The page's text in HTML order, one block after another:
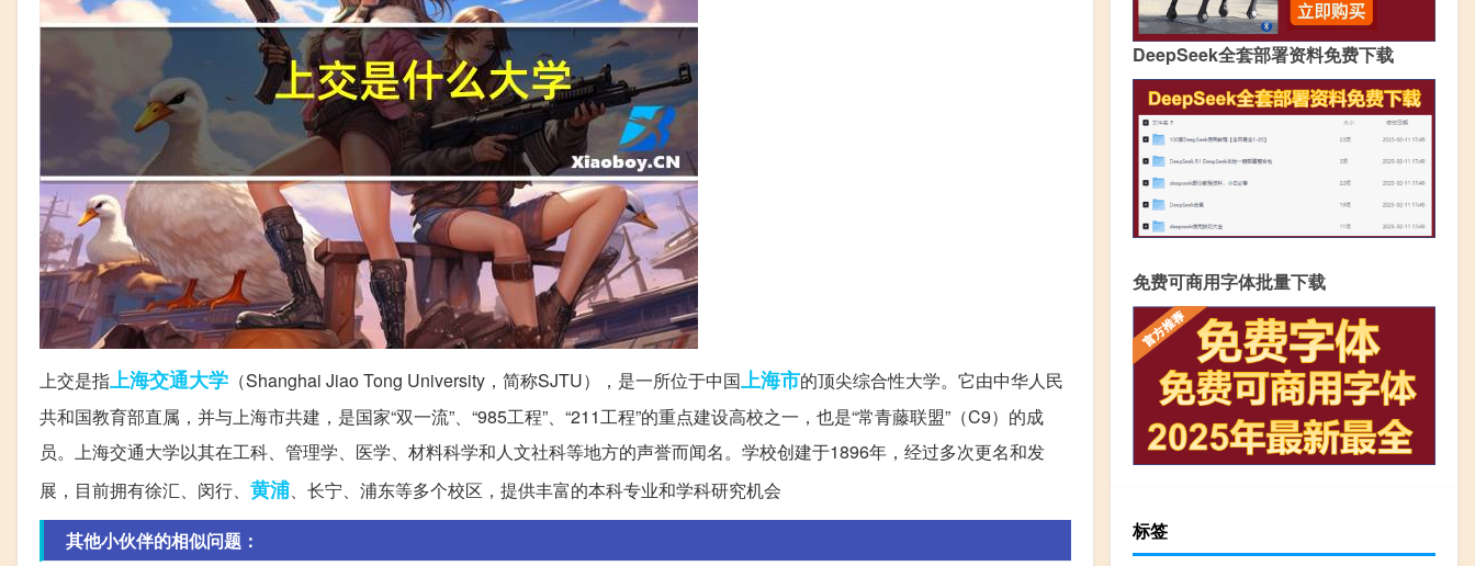
上交是指上海交通大学 （Shanghai Jiao Tong University，简称SJTU），是一所位于中国上海市的顶尖综合性大学。它由中华人民
共和国教育部直属，并与上海市共建，是国家“双一流”、“985工程”、“211工程”的重点建设高校之一，也是“常青藤联盟”（C9）的成
员。上海交通大学以其在工科、管理学、医学、材料科学和人文社科等地方的声誉而闻名。学校创建于1896年，经过多次更名和发
展，目前拥有徐汇、闵行、 黄浦、长宁、浦东等多个校区，提供丰富的本科专业和学科研究机会
其他小伙伴的相似问题：
DeepSeek全套部署资料免费下载
免费可商用字体批量下载
标签